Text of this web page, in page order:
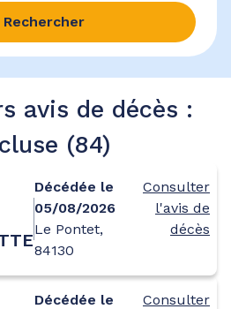
Rechercher
avis de décès :
(84)
Décédée le
05/08/2026
Le Pontet,
84130
Consulter
l'avis de
décès
Décédée le
Consulter